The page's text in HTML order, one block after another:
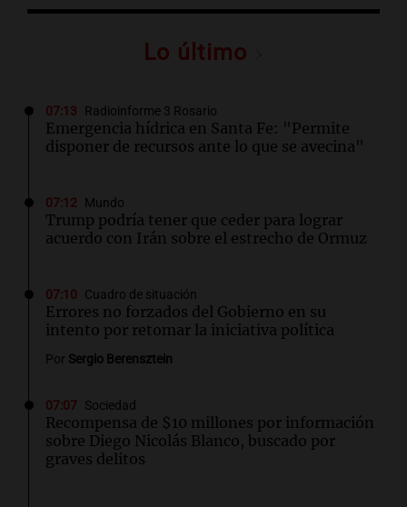
Lo último
07:13 Radioinforme 3 Rosario
Emergencia hídrica en Santa Fe: "Permite
disponer de recursos ante lo que se avecina"
07:12 Mundo
Trump podría tener que ceder para lograr
acuerdo con Irán sobre el estrecho de Ormuz
07:10 Cuadro de situación
Errores no forzados del Gobierno en su
intento por retomar la iniciativa política
Por Sergio Berensztein
07:07 Sociedad
Recompensa de $10 millones por información
sobre Diego Nicolás Blanco, buscado por
graves delitos